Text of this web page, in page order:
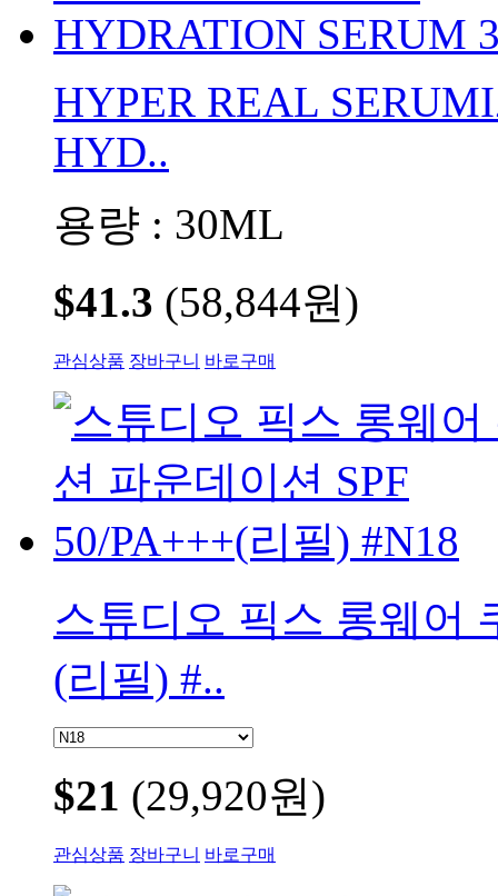
HYPER REAL
HYD..
용량 : 30ML
$41.3 (58,844원)
관심상품 장바구니 바로구매
스튜디오 픽스 롱웨어
(리필) #..
$21 (29,920원)
관심상품 장바구니 바로구매